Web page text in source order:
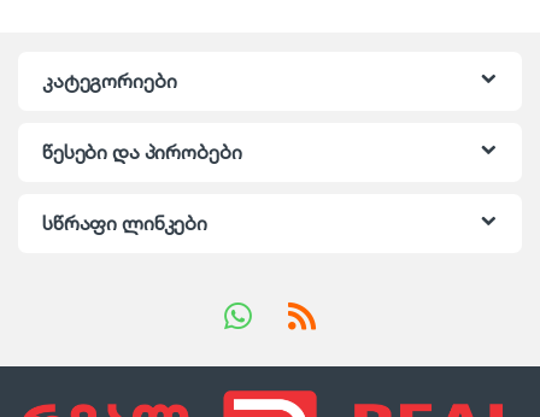
კატეგორიები
წესები და პირობები
სწრაფი ლინკები